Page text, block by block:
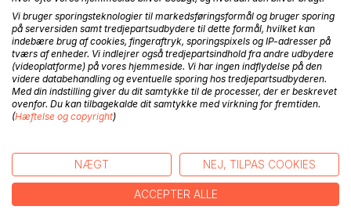
BESKRIVELSE
Biskop Ole Bertelsen fylder 100 år den 18. maj 2025.
Dette er et festskrift med en samling af Ole Bertelsens
prædikenmanuskripter fra hans seneste tiår som biskop
tillige med hans hilsen på egne, bispekollegers &
folkekirkens vegne til pave Johannes Paul II fra 1989 samt
FORFATTER
Vi bruger sporingsteknologier til markedsføringsformål og bruger sporing
på serversiden samt tredjepartsudbydere til dette formål, hvilket kan
indebære brug af cookies, fingeraftryk, sporingspixels og IP-adresser på
tværs af enheder. Vi indlejrer også tredjepartsindhold fra andre udbydere
(videoplatforme) på vores hjemmeside. Vi har ingen indflydelse på den
videre databehandling og eventuelle sporing hos tredjepartsudbyderen.
Med din indstilling giver du dit samtykke til de processer, der er beskrevet
ovenfor. Du kan tilbagekalde dit samtykke med virkning for fremtiden.
(Hæftelse og copyright)
NÆGT NEJ, TILPAS COOKIES
ACCEPTER ALLE